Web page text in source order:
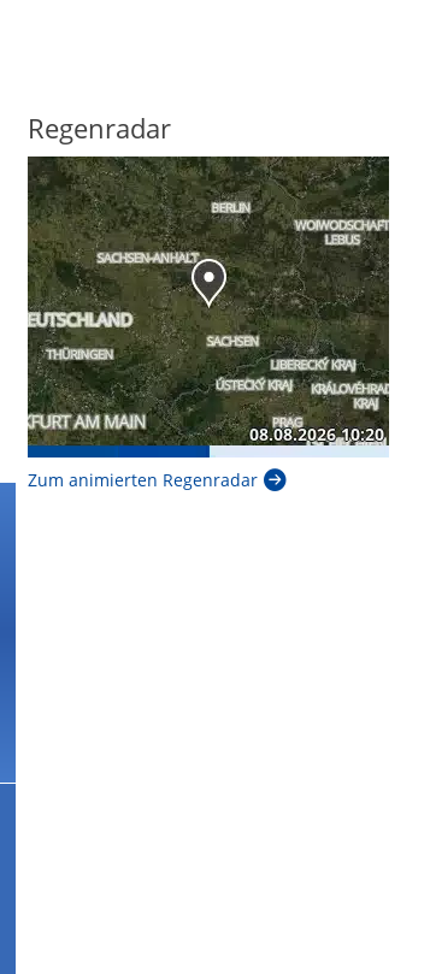
Regenradar
Zum animierten Regenradar